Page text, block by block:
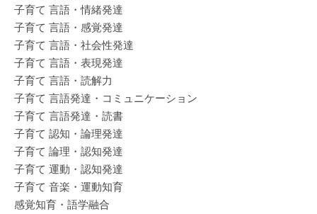
子育て 言語・情緒発達
子育て 言語・感覚発達
子育て 言語・社会性発達
子育て 言語・表現発達
子育て 言語・読解力
子育て 言語発達・コミュニケーション
子育て 言語発達・読書
子育て 認知・論理発達
子育て 論理・認知発達
子育て 運動・認知発達
子育て 音楽・運動知育
感覚知育・語学融合